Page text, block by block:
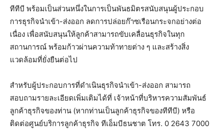
ทีทีบี พร้อมเป็นส่วนหนึ่งในการเป็นพันธมิตรสนับสนุนผู้ประกอบ
การธุรกิจนำเข้า-ส่งออก ลดการปล่อยก๊าซเรือนกระจกอย่างต่อ
เนื่อง เพื่อสนับสนุนให้ลูกค้าสามารถขับเคลื่อนธุรกิจในทุก
สถานการณ์ พร้อมก้าวผ่านความท้าทายต่าง ๆ และสร้างสิ่ง
แวดล้อมที่ยั่งยืนต่อไป
สำหรับผู้ประกอบการที่ดำเนินธุรกิจนำเข้า-ส่งออก สามารถ
สอบถามรายละเอียดเพิ่มเติมได้ที่ เจ้าหน้าที่บริหารความสัมพันธ์
ลูกค้าธุรกิจของท่าน (หากท่านเป็นลูกค้าธุรกิจของทีทีบี) หรือ
ติดต่อศูนย์บริการลูกค้าธุรกิจ ทีเอ็มบีธนชาต โทร. 0 2643 7000